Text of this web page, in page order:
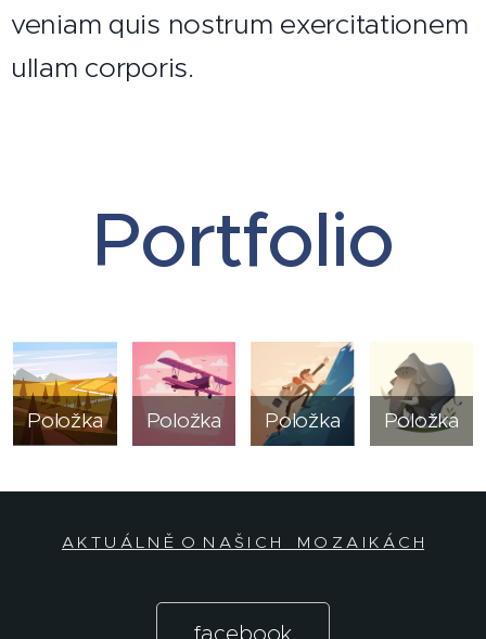
veniam quis nostrum exercitationem
ullam corporis.
Portfolio
Položka Položka Položka Položka
A K T U Á L N Ě O N A Š I C H M O Z A I K Á C H
facebook